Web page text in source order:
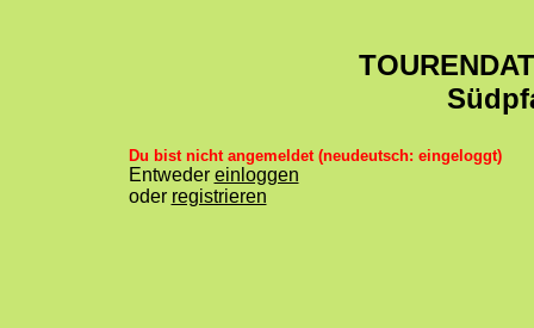
Du bist nicht angemeldet (neudeutsch: eingeloggt)
Entweder einloggen
oder registrieren